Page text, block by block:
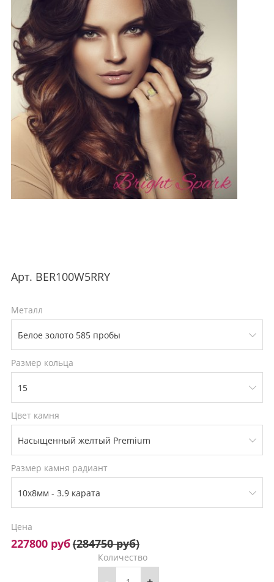
Арт. BER100W5RRY
Металл
Размер кольца
Цвет камня
Размер камня радиант
Цена
227800 руб(284750 руб)
Количество